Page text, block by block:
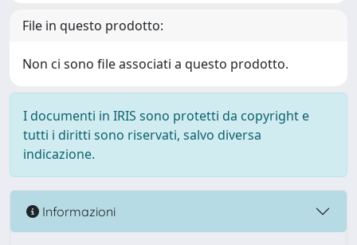
File in questo prodotto:
Non ci sono file associati a questo prodotto.
I documenti in IRIS sono protetti da copyright e
tutti i diritti sono riservati, salvo diversa
indicazione.
Informazioni